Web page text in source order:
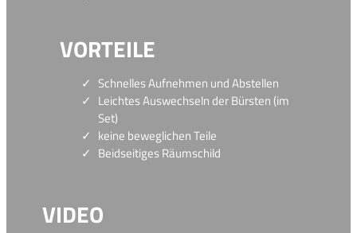
VORTEILE
Schnelles Aufnehmen und Abstellen
Leichtes Auswechseln der Bürsten (im
Set)
keine beweglichen Teile
Beidseitiges Räumschild
VIDEO